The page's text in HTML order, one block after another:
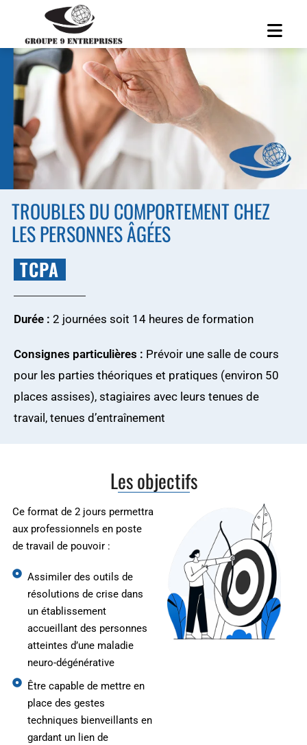
TROUBLES DU COMPORTEMENT CHEZ
LES PERSONNES ÂGÉES
TCPA
Durée : 2 journées soit 14 heures de formation
Consignes particulières : Prévoir une salle de cours
pour les parties théoriques et pratiques (environ 50
places assises), stagiaires avec leurs tenues de
travail, tenues d’entraînement
Les objectifs
Ce format de 2 jours permettra
aux professionnels en poste
de travail de pouvoir :
Assimiler des outils de
résolutions de crise dans
un établissement
accueillant des personnes
atteintes d’une maladie
neuro-dégénérative
Être capable de mettre en
place des gestes
techniques bienveillants en
gardant un lien de